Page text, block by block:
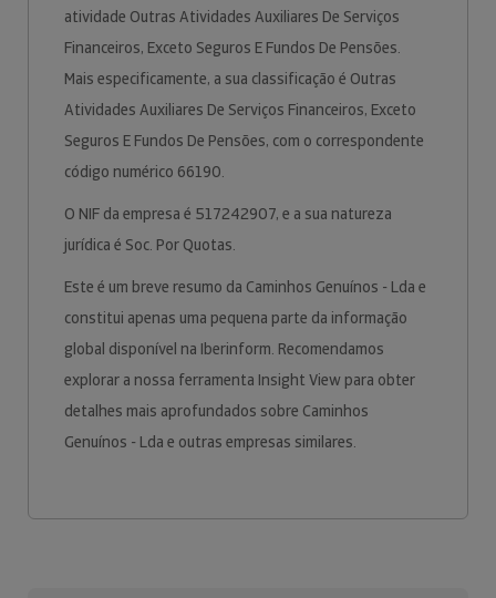
atividade Outras Atividades Auxiliares De Serviços
Financeiros, Exceto Seguros E Fundos De Pensões.
Mais especificamente, a sua classificação é Outras
Atividades Auxiliares De Serviços Financeiros, Exceto
Seguros E Fundos De Pensões, com o correspondente
código numérico 66190.
O NIF da empresa é 517242907, e a sua natureza
jurídica é Soc. Por Quotas.
Este é um breve resumo da Caminhos Genuínos - Lda e
constitui apenas uma pequena parte da informação
global disponível na Iberinform. Recomendamos
explorar a nossa ferramenta Insight View para obter
detalhes mais aprofundados sobre Caminhos
Genuínos - Lda e outras empresas similares.